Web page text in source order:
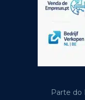
Parte do